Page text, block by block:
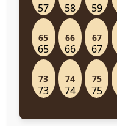
57 58 59
65 66 67
73 74 75